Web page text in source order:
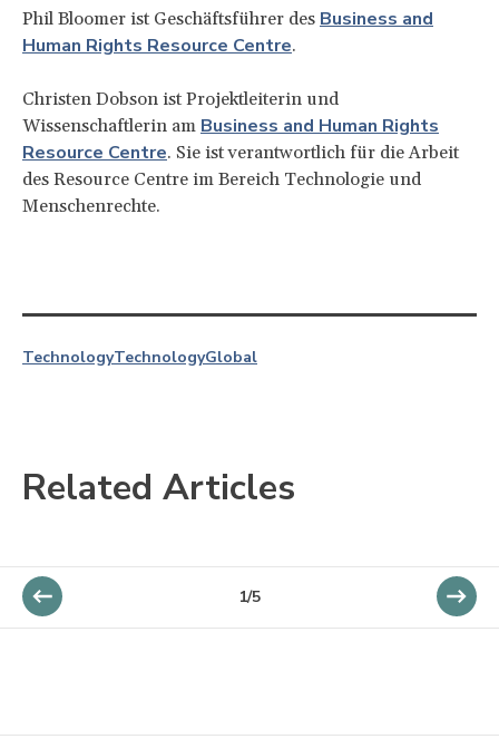
Phil Bloomer ist Geschäftsführer des Business and
Human Rights Resource Centre.
Christen Dobson ist Projektleiterin und
Wissenschaftlerin am Business and Human Rights
Resource Centre. Sie ist verantwortlich für die Arbeit
des Resource Centre im Bereich Technologie und
Menschenrechte.
TechnologyTechnologyGlobal
Related Articles
1/5